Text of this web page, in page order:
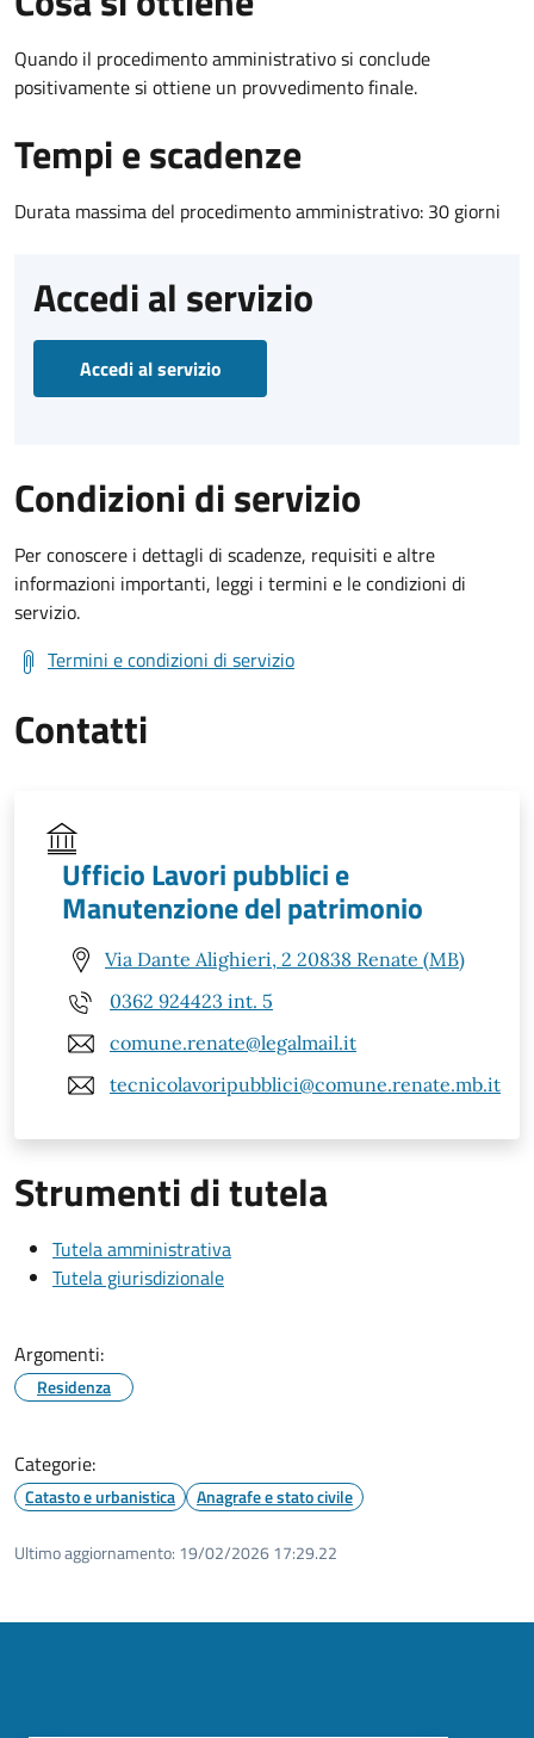
Quando il procedimento amministrativo si conclude
positivamente si ottiene un provvedimento finale.
Tempi e scadenze
Durata massima del procedimento amministrativo: 30 giorni
Accedi al servizio
Accedi al servizio
Condizioni di servizio
Per conoscere i dettagli di scadenze, requisiti e altre
informazioni importanti, leggi i termini e le condizioni di
servizio.
Termini e condizioni di servizio
Contatti
Ufficio Lavori pubblici e
Manutenzione del patrimonio
Via Dante Alighieri, 2 20838 Renate (MB)
0362 924423 int. 5
comune.renate@legalmail.it
tecnicolavoripubblici@comune.renate.mb.it
Strumenti di tutela
Tutela amministrativa
Tutela giurisdizionale
Argomenti:
Residenza
Categorie:
Catasto e urbanistica Anagrafe e stato civile
Ultimo aggiornamento: 19/02/2026 17:29.22